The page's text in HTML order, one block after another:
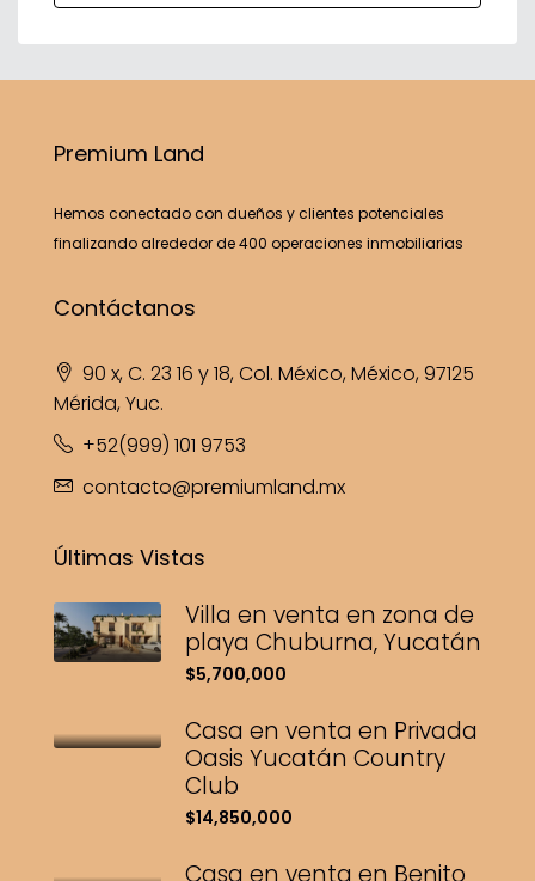
Premium Land
Hemos conectado con dueños y clientes potenciales
finalizando alrededor de 400 operaciones inmobiliarias
Contáctanos
90 x, C. 23 16 y 18, Col. México, México, 97125
Mérida, Yuc.
+52(999) 101 9753
contacto@premiumland.mx
Últimas Vistas
Villa en venta en zona de
playa Chuburna, Yucatán
$5,700,000
Casa en venta en Privada
Oasis Yucatán Country
Club
$14,850,000
Casa en venta en Benito